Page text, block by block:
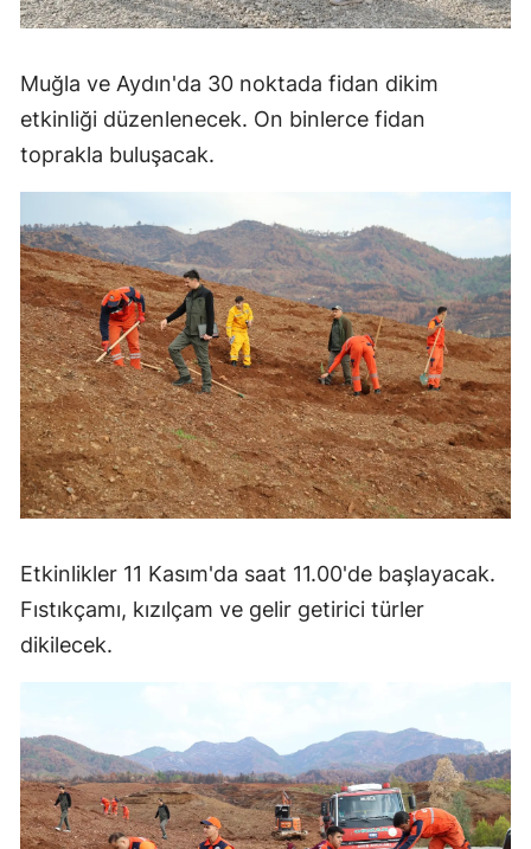
Muğla ve Aydın'da 30 noktada fidan dikim
etkinliği düzenlenecek. On binlerce fidan
toprakla buluşacak.
Etkinlikler 11 Kasım'da saat 11.00'de başlayacak.
Fıstıkçamı, kızılçam ve gelir getirici türler
dikilecek.